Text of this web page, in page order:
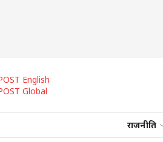
English
Global
राजनीति